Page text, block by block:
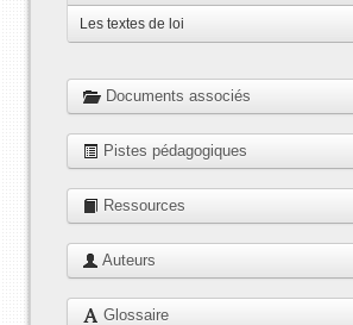
Les textes de loi
Documents associés
Pistes pédagogiques
Ressources
Auteurs
Glossaire